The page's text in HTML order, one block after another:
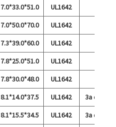
7.0*33.0*51.0
UL1642
7.0*50.0*70.0
UL1642
7.3*39.0*60.0
UL1642
7.8*25.0*51.0
UL1642
7.8*30.0*48.0
UL1642
8.1*14.0*37.5 UL1642
3a debit
8.1*15.5*34.5 UL1642
3a debit